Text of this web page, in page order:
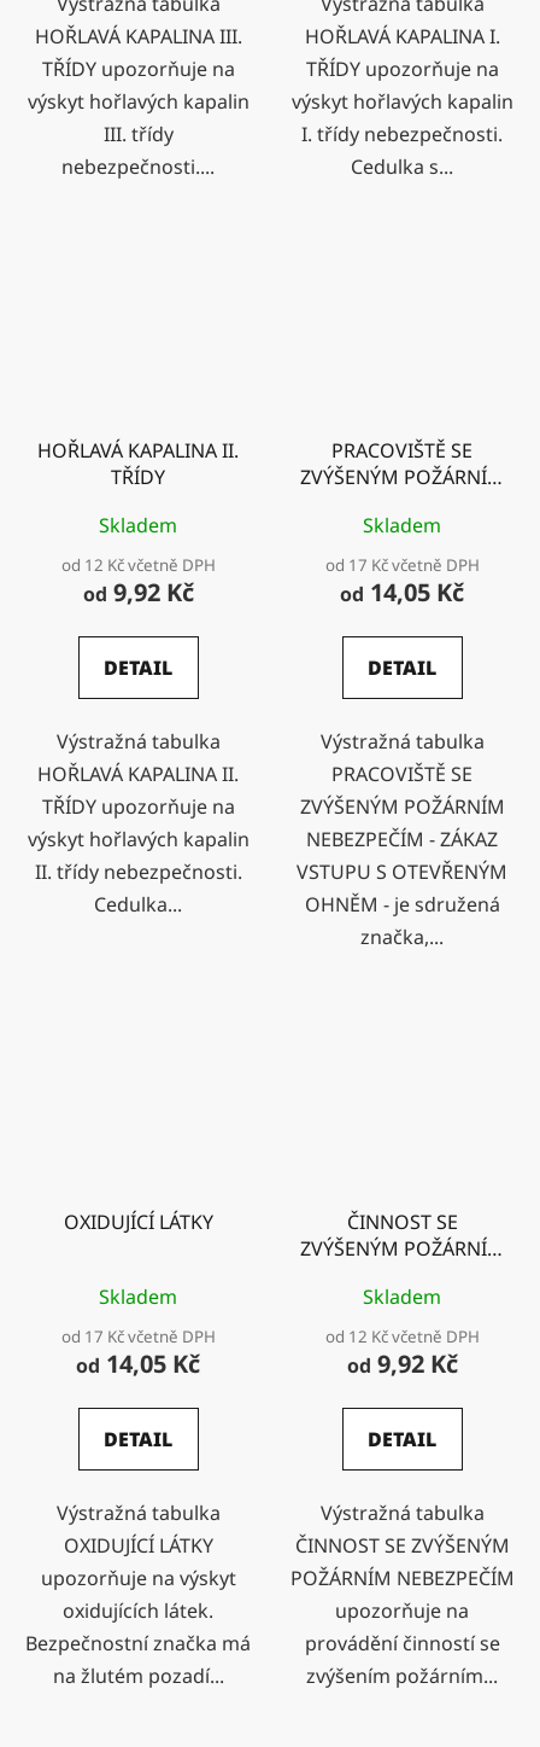
HOŘLAVÁ KAPALINA III.
TŘÍDY upozorňuje na
výskyt hořlavých kapalin
III. třídy
nebezpečnosti....
HOŘLAVÁ KAPALINA I.
TŘÍDY upozorňuje na
výskyt hořlavých kapalin
I. třídy nebezpečnosti.
Cedulka s...
HOŘLAVÁ KAPALINA II.
TŘÍDY
Skladem
od 12 Kč včetně DPH
od 9,92 Kč
DETAIL
Výstražná tabulka
HOŘLAVÁ KAPALINA II.
TŘÍDY upozorňuje na
výskyt hořlavých kapalin
II. třídy nebezpečnosti.
Cedulka...
PRACOVIŠTĚ SE
ZVÝŠENÝM POŽÁRNÍM
VSTUPU S OTEVŘENÝM
OHNĚM -
Skladem
od 17 Kč včetně DPH
od 14,05 Kč
DETAIL
Výstražná tabulka
PRACOVIŠTĚ SE
ZVÝŠENÝM POŽÁRNÍM
NEBEZPEČÍM - ZÁKAZ
VSTUPU S OTEVŘENÝM
OHNĚM - je sdružená
značka,...
OXIDUJÍCÍ LÁTKY
Skladem
od 17 Kč včetně DPH
od 14,05 Kč
DETAIL
Výstražná tabulka
OXIDUJÍCÍ LÁTKY
upozorňuje na výskyt
oxidujících látek.
Bezpečnostní značka má
na žlutém pozadí...
ČINNOST SE
ZVÝŠENÝM POŽÁRNÍM
Skladem
od 12 Kč včetně DPH
od 9,92 Kč
DETAIL
Výstražná tabulka
ČINNOST SE ZVÝŠENÝM
POŽÁRNÍM NEBEZPEČÍM
upozorňuje na
provádění činností se
zvýšením požárním...